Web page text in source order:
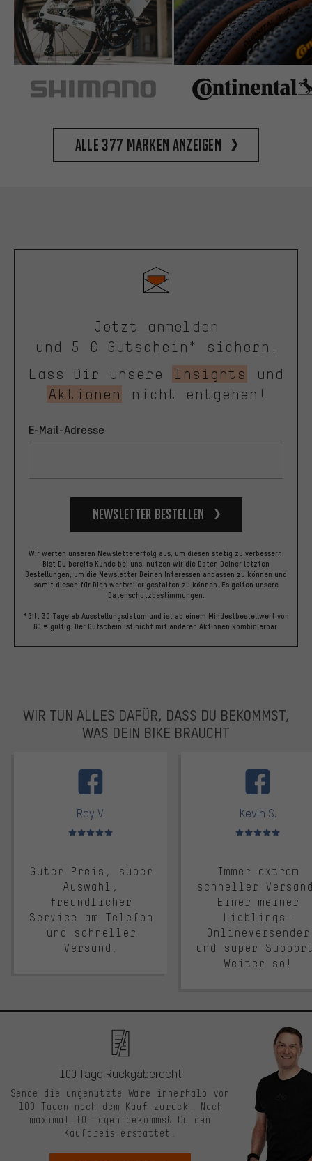
Alle 377 Marken anzeigen
Jetzt anmelden
und 5 € Gutschein* sichern.
Lass Dir unsere
Insights
und
Aktionen
nicht entgehen!
E-Mail-Adresse
Newsletter bestellen
Wir werten unseren Newslettererfolg aus, um diesen stetig zu verbessern.
Bist Du bereits Kunde bei uns, nutzen wir die Daten Deiner letzten
Bestellungen, um die Newsletter Deinen Interessen anpassen zu können und
somit diesen für Dich wertvoller gestalten zu können. Es gelten unsere
Datenschutzbestimmungen
*Gilt 30 Tage ab Ausstellungsdatum und ist ab einem Mindestbestellwert von
60 € gültig. Der Gutschein ist nicht mit anderen Aktionen kombinierbar.
WIR TUN ALLES DAFÜR, DASS DU BEKOMMST,
WAS DEIN BIKE BRAUCHT
Roy V.
Bewertungen: 5 von 5
Guter Preis, super
Auswahl,
freundlicher
Service am Telefon
und schneller
Versand.
Kevin S.
Bewertungen: 5 von 5
Immer extrem
schneller
Einer meiner
Lieblings-
Onlineversender
und super
Weiter so!
100 Tage Rückgaberecht
Sende die ungenutzte Ware innerhalb von
100 Tagen nach dem Kauf zurück. Nach
maximal 10 Tagen bekommst Du den
Kaufpreis erstattet.